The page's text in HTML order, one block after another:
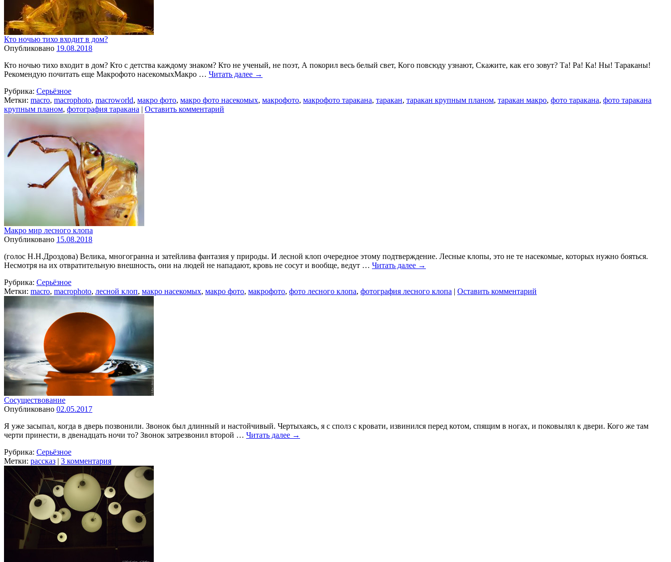
Кто ночью тихо входит в дом?
Опубликовано 19.08.2018
Кто ночью тихо входит в дом? Кто с детства каждому знаком? Кто не ученый, не поэт, А покорил весь белый свет, Кого повсюду узнают, Скажите, как его зовут? Та! Ра! Ка! Ны! Тараканы!
Рекомендую почитать еще Макрофото насекомыхМакро … Читать далее →
Рубрика: Серьёзное
Метки: macro, macrophoto, macroworld, макро фото, макро фото насекомых, макрофото, макрофото таракана, таракан, таракан крупным планом, таракан макро, фото таракана, фото таракана
крупным планом, фотография таракана | Оставить комментарий
Макро мир лесного клопа
Опубликовано 15.08.2018
(голос Н.Н.Дроздова) Велика, многогранна и затейлива фантазия у природы. И лесной клоп очередное этому подтверждение. Лесные клопы, это не те насекомые, которых нужно бояться.
Несмотря на их отвратительную внешность, они на людей не нападают, кровь не сосут и вообще, ведут … Читать далее →
Рубрика: Серьёзное
Метки: macro, macrophoto, лесной клоп, макро насекомых, макро фото, макрофото, фото лесного клопа, фотография лесного клопа | Оставить комментарий
Сосуществование
Опубликовано 02.05.2017
Я уже засыпал, когда в дверь позвонили. Звонок был длинный и настойчивый. Чертыхаясь, я с сполз с кровати, извинился перед котом, спящим в ногах, и поковылял к двери. Кого же там
черти принести, в двенадцать ночи то? Звонок затрезвонил второй … Читать далее →
Рубрика: Серьёзное
Метки: рассказ | 3 комментария